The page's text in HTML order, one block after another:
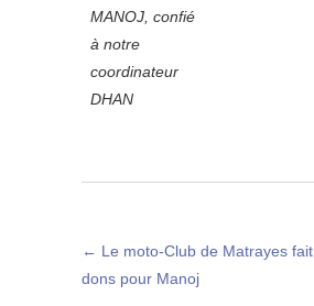
MANOJ, confié
à notre
coordinateur
DHAN
← Le moto-Club de Matrayes
dons pour Manoj